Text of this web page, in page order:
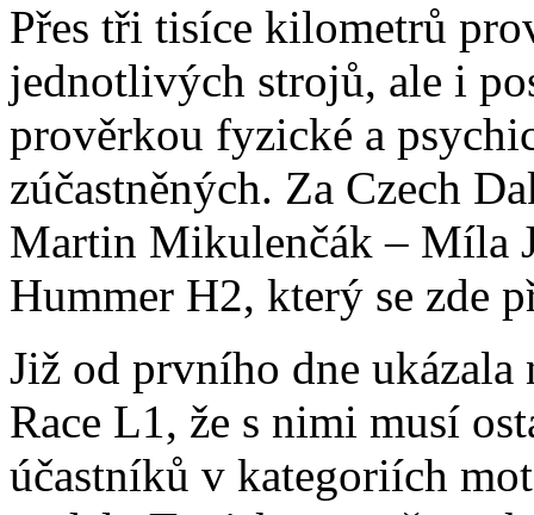
Přes tři tisíce kilometrů
jednotlivých strojů, ale i
prověrkou fyzické a
zúčastněných. Za Czech
Martin Mikulenčák – Míla
Hummer H2, který se zde
Již od prvního dne ukázala
Race L1, že s nimi musí
účastníků v kategoriích